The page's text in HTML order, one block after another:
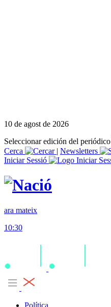
10 de agost de 2026
Seleccionar edición del periódico
Cerca
| Newsletters
Iniciar Sessió
ara mateix
10:30
Política